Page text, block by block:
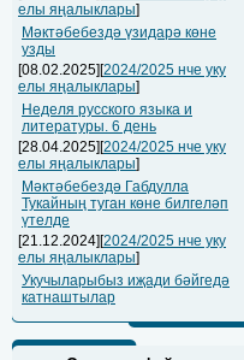
елы яңалыклары]
Мәктәбебездә үзидарә көне
узды
[08.02.2025][2024/2025 нче уку
елы яңалыклары]
Неделя русского языка и
литературы. 6 день
[28.04.2025][2024/2025 нче уку
елы яңалыклары]
Мәктәбебездә Габдулла
Тукайның туган көне билгеләп
үтелде
[21.12.2024][2024/2025 нче уку
елы яңалыклары]
Укучыларыбыз иҗади бәйгедә
катнаштылар